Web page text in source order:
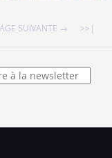
SUIVANTE → >>|